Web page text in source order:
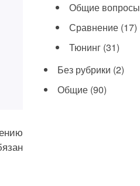
Общие вопросы
Сравнение(17)
Тюнинг(31)
Без рубрики (2)
Общие(90)